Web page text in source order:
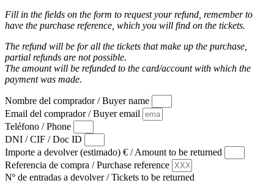
Fill in the fields on the form to request your refund, remember to
have the purchase reference, which you will find on the tickets.
The refund will be for all the tickets that make up the purchase,
partial refunds are not possible.
The amount will be refunded to the card/account with which the
payment was made.
Nombre del comprador / Buyer name
Email del comprador / Buyer email
Teléfono / Phone
DNI / CIF / Doc ID
Importe a devolver (estimado) € / Amount to be returned
Referencia de compra / Purchase reference
Nº de entradas a devolver / Tickets to be returned